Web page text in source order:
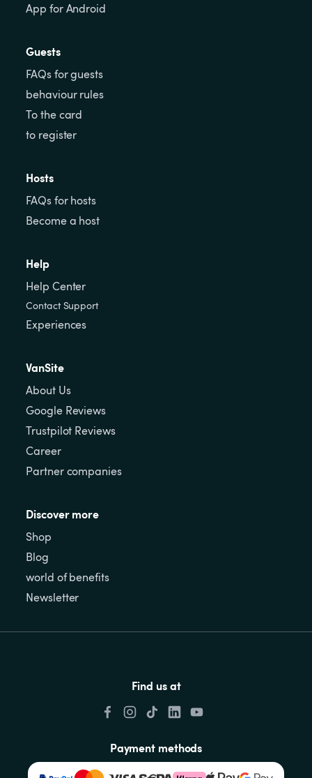
App for Android
Guests
FAQs for guests
behaviour rules
To the card
to register
Hosts
FAQs for hosts
Become a host
Help
Help Center
Contact Support
Experiences
VanSite
About Us
Google Reviews
Trustpilot Reviews
Career
Partner companies
Discover more
Shop
Blog
world of benefits
Newsletter
Find us at
Payment methods